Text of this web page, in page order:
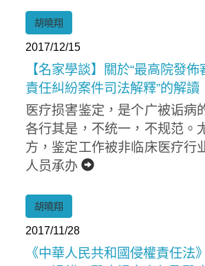
胡曉翔
2017/12/15
【名家學談】關於“最高院發
責任糾紛案件司法解釋”的解讀
医疗损害鉴定，是个广被诟病
各行其是，不统一，不规范。
方，鉴定工作被非临床医疗行
人员承办
胡曉翔
2017/11/28
《中華人民共和國侵權責任法